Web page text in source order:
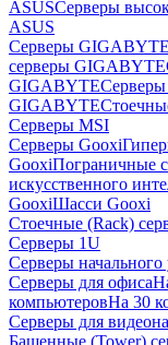
ASUSСерверы
ASUS
Серверы GIGABYTE
серверы GIGABYTE
GIGABYTEСерверы
GIGABYTE
Серверы MSI
Серверы Gooxi
GooxiПограничные
искусственного
GooxiШасси Gooxi
Стоечные (Rack)
Серверы 1U
Серверы начального
Серверы для офиса
компьютеровНа 30
Серверы для
Башенные (Tower)